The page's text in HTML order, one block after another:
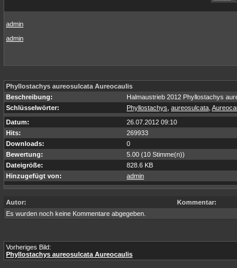
admin
admin
Phyllostachys aureosulcata Aureocaulis
Beschreibung:
Halmaustrieb 2012 Phyllostachys
Schlüsselwörter:
Phyllostachys aureosulcata
Datum:
26.07.2012 09:10
Hits:
269933
Downloads:
0
Bewertung:
5.00 (10 Stimme(n))
Dateigröße:
828.6 KB
Hinzugefügt von:
admin
Autor:
Kommentar:
Es wurden noch keine Kommentare abgegeben.
Vorheriges Bild:
Phyllostachys aureosulcata Aureocaulis